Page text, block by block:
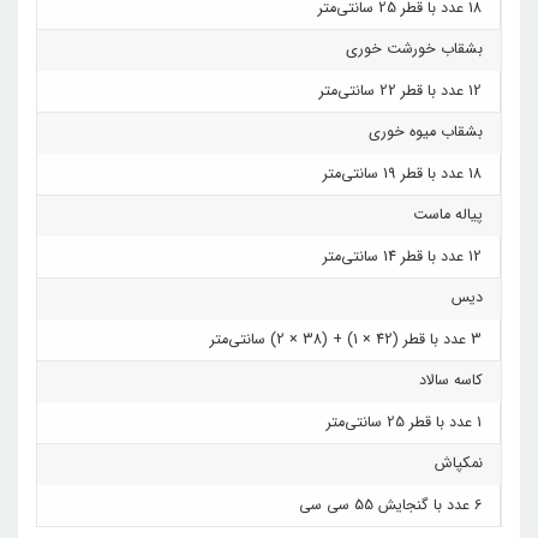
18 عدد با قطر 25 سانتی‌متر
بشقاب خورشت خوری
12 عدد با قطر 22 سانتی‌متر
بشقاب میوه خوری
18 عدد با قطر 19 سانتی‌متر
پیاله ماست
12 عدد با قطر 14 سانتی‌متر
دیس
3 عدد با قطر (42 × 1) + (38 × 2) سانتی‌متر
کاسه سالاد
1 عدد با قطر 25 سانتی‌متر
نمکپاش
6 عدد با گنجایش 55 سی سی